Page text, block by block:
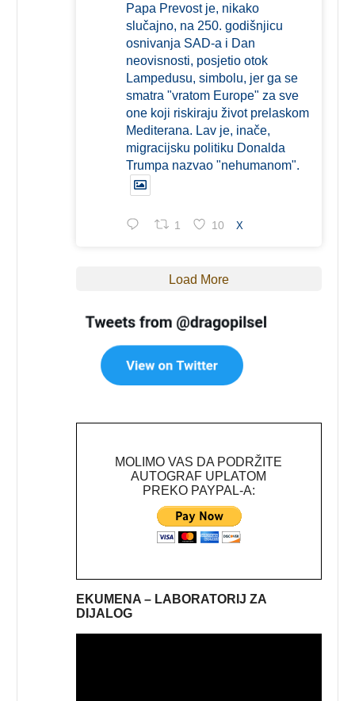
Papa Prevost je, nikako
slučajno, na 250. godišnjicu
osnivanja SAD-a i Dan
neovisnosti, posjetio otok
Lampedusu, simbolu, jer ga se
smatra "vratom Europe" za sve
one koji riskiraju život prelaskom
Mediterana. Lav je, inače,
migracijsku politiku Donalda
Trumpa nazvao "nehumanom".
1 10 X
Load More
MOLIMO VAS DA PODRŽITE
AUTOGRAF UPLATOM
PREKO PAYPAL-A:
EKUMENA – LABORATORIJ ZA
DIJALOG